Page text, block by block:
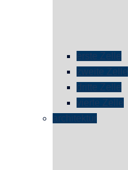
erste Zelle
zweite Zelle
dritte Zelle
vierte Zelle
architektur